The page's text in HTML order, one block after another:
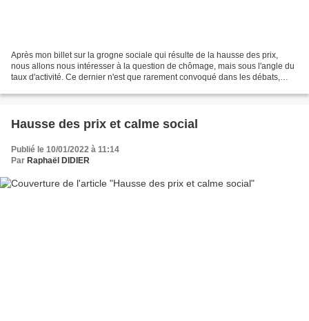
Après mon billet sur la grogne sociale qui résulte de la hausse des prix,
nous allons nous intéresser à la question de chômage, mais sous l'angle du
taux d'activité. Ce dernier n'est que rarement convoqué dans les débats,
Hausse des prix et calme social
Publié le 10/01/2022 à 11:14
Par Raphaël DIDIER